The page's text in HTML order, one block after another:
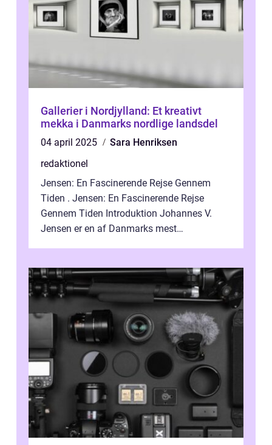
Gallerier i Nordjylland: Et kreativt
mekka i Danmarks nordlige landsdel
04 april 2025
Sara Henriksen
redaktionel
Jensen: En Fascinerende Rejse Gennem
Tiden . Jensen: En Fascinerende Rejse
Gennem Tiden Introduktion Johannes V.
Jensen er en af Danmarks mest